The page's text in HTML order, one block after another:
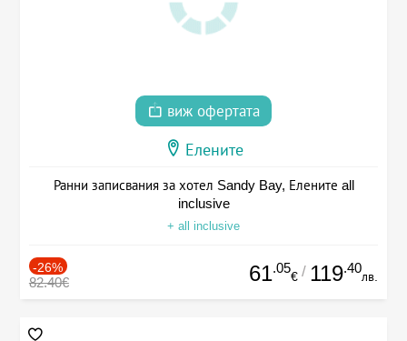
виж офертата
Елените
Ранни записвания за хотел Sandy Bay, Елените all
inclusive
+ all inclusive
-26%
82.40€ 61.05
€ / 119.40
лв.